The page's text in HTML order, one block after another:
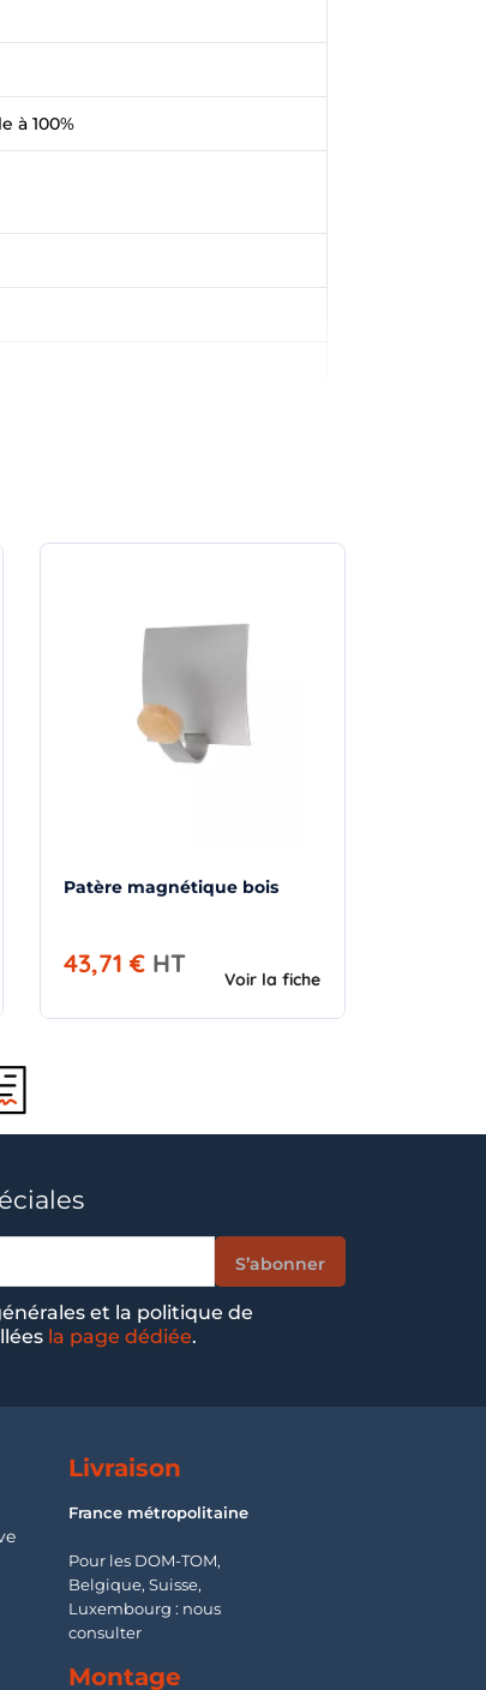
à 100%
Patère magnétique bois
43,71 € HT
Voir la fiche
et la politique de
la page dédiée.
Livraison
France métropolitaine
Pour les DOM-TOM,
Belgique, Suisse,
Luxembourg : nous
consulter
Montage